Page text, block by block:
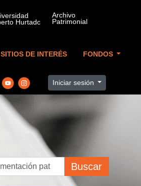
SITIOS DE INTERÉS FONDOS
Iniciar sesión
Buscar